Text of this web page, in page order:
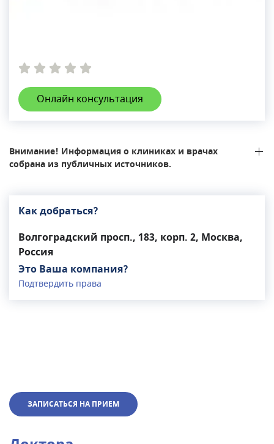
Онлайн консультация
Внимание! Информация о клиниках и врачах
собрана из публичных источников.
Как добраться?
Волгоградский просп., 183, корп. 2, Москва,
Россия
Это Ваша компания?
Подтвердить права
ЗАПИСАТЬСЯ НА ПРИЕМ